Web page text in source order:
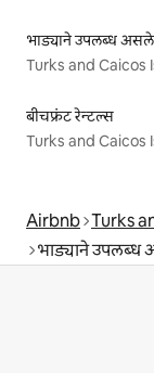
भाड्याने उपलब्ध
Turks and Caicos
बीचफ्रंट रेन्टल्स
Turks and Caicos
Airbnb Turks
भाड्याने उपलब्ध